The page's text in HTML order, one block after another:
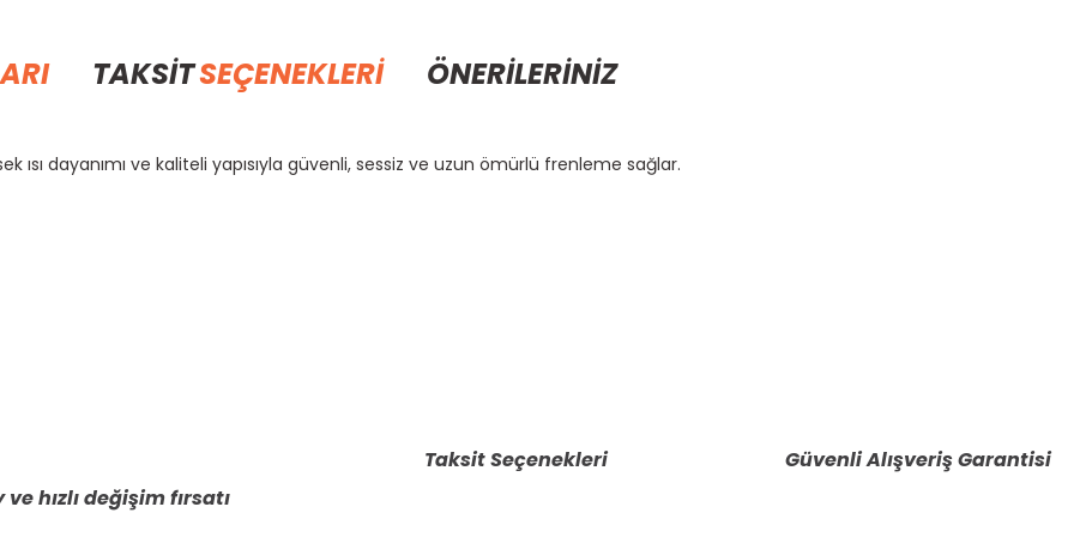
TAKSİTSEÇENEKLERİ ÖNERİLERİNİZ
ısı dayanımı ve kaliteli yapısıyla güvenli, sessiz ve uzun ömürlü frenleme sağlar.
hızlı değişim fırsatı
Taksit Seçenekleri Güvenli Alışveriş Garantisi